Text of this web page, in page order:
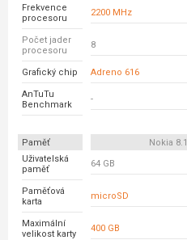
Frekvence
procesoru
2200 MHz
Počet jader
procesoru
8
Grafický chip Adreno 616
AnTuTu
Benchmark
-
Paměť Nokia 8.1
Uživatelská
paměť
64 GB
Paměťová
karta
microSD
Maximální
velikost karty
400 GB